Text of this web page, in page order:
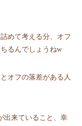
めて考える分、オフ
るんでしょうねw
オフの落差がある人
出来ていること、幸